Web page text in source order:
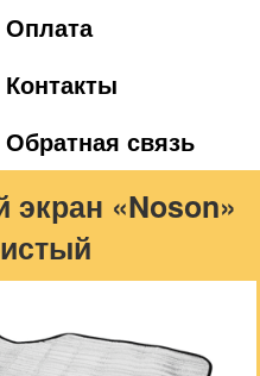
Оплата
Контакты
Обратная связь
«Noson»